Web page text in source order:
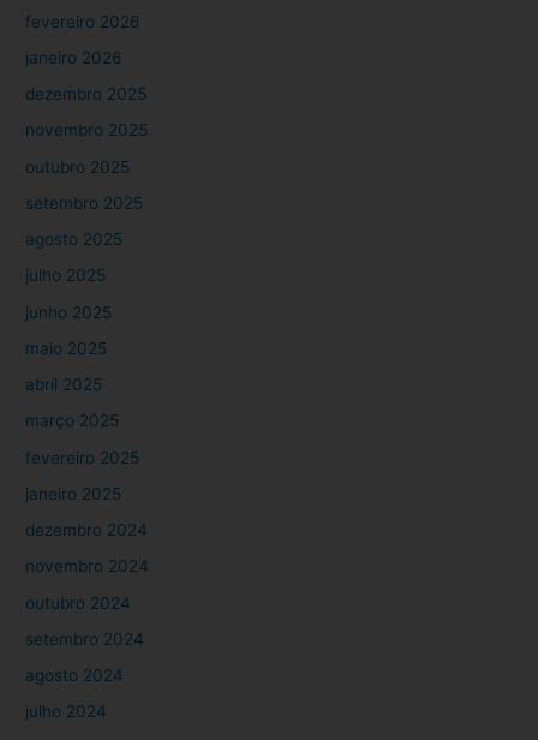
fevereiro 2026
janeiro 2026
dezembro 2025
novembro 2025
outubro 2025
setembro 2025
agosto 2025
julho 2025
junho 2025
maio 2025
abril 2025
março 2025
fevereiro 2025
janeiro 2025
dezembro 2024
novembro 2024
outubro 2024
setembro 2024
agosto 2024
julho 2024